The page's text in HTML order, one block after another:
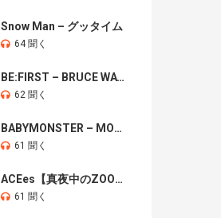
Snow Man – グッタイム
64 聞く
BE:FIRST – BRUCE WAYNE
62 聞く
BABYMONSTER – MOON
61 聞く
ACEes【真夜中のZOO】
61 聞く